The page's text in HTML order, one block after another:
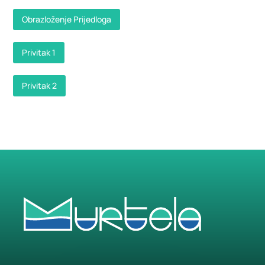
Obrazloženje Prijedloga
Privitak 1
Privitak 2